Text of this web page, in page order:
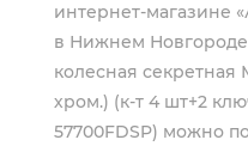
интернет-магазине
в Нижнем
колесная секретная
хром.) (к-т 4 шт+2
57700FDSP) можно